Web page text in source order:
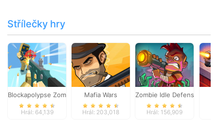
Střílečky hry
Blockapolypse Zombie Shooter
Hrál: 64,139
Mafia Wars
Hrál: 203,018
Zombie Idle Defense
Hrál: 156,909